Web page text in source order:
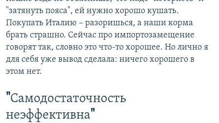
"затянуть пояса", ей нужно хорошо кушать.
Покупать Италию – разоришься, а наши корма
брать страшно. Сейчас про импортозамещение
говорят так, словно это что-то хорошее. Но лично я
для себя уже вывод сделала: ничего хорошего в
этом нет.
"Самодостаточность
неэффективна"